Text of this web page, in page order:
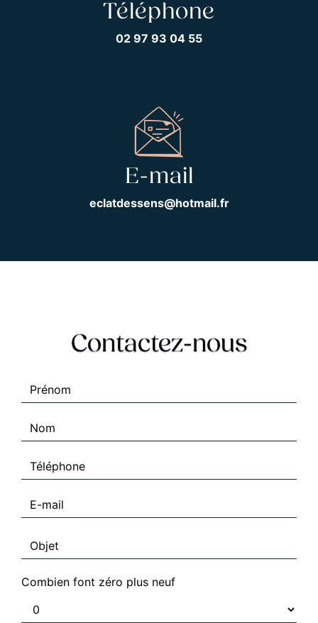
Téléphone
02 97 93 04 55
E-mail
eclatdessens@hotmail.fr
Contactez-nous
Combien font zéro plus neuf